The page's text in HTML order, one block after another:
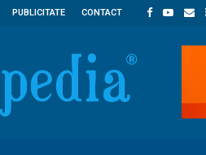
PUBLICITATE CONTACT